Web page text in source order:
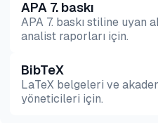
APA 7. baskı
APA 7. baskı stiline uyan
analist raporları için.
Önizleme
BibTeX
LaTeX belgeleri ve
yöneticileri için.